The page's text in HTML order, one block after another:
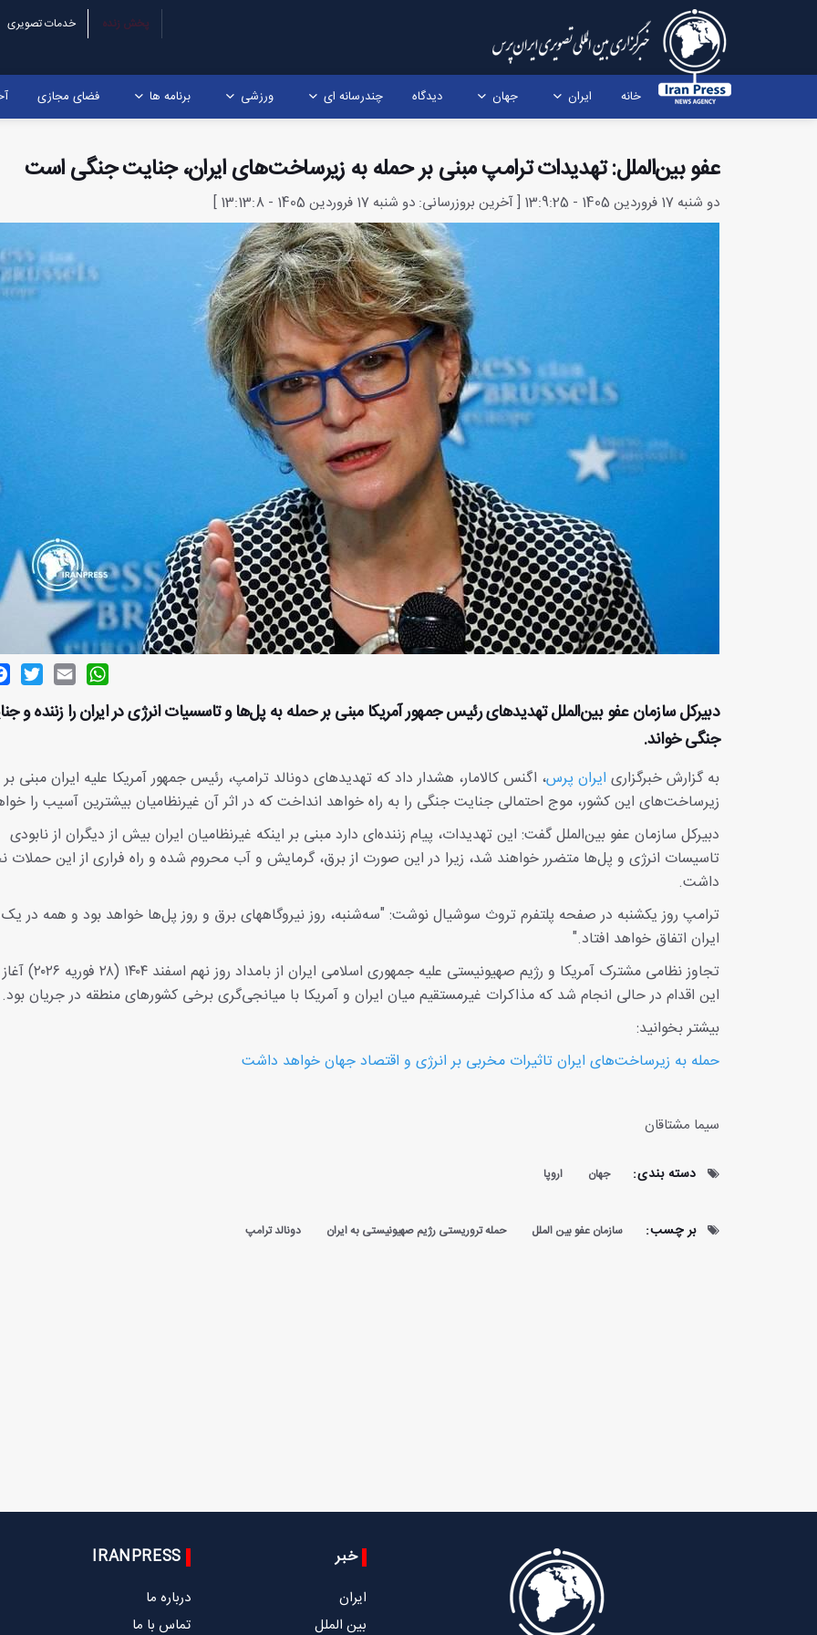
پخش زنده خدمات تصویری
خانه ایران جهان دیدگاه چندرسانه ای ورزشی برنامه ها فضای مجازی
عفو بین‌الملل: تهدیدات ترامپ مبنی بر حمله به زیرساخت‌های ایران، جنایت جنگی است
دو شنبه 17 فروردین 1405 - 13:9:25 [ آخرین بروزرسانی: دو شنبه 17 فروردین 1405 - 13:13:8 ]
Email
WhatsApp
دبیرکل سازمان عفو بین‌الملل تهدیدهای رئیس جمهور آمریکا مبنی بر حمله به پل‌ها و تاسسیات انرژی در ایران را زننده و
جنگی خواند.
به گزارش خبرگزاری ایران پرس، اگنس کالامار، هشدار داد که تهدیدهای دونالد ترامپ، رئیس جمهور آمریکا علیه ایران مبنی
زیرساخت‌های این کشور، موج احتمالی جنایت جنگی را به راه خواهد انداخت که در اثر آن غیرنظامیان بیشترین آسیب را
دبیرکل سازمان عفو بین‌الملل گفت: این تهدیدات، پیام زننده‌ای دارد مبنی بر اینکه غیرنظامیان ایران بیش از دیگران از نابودی
تاسیسات انرژی و پل‌ها متضرر خواهند شد، زیرا در این صورت از برق، گرمایش و آب محروم شده و راه فراری از این حملات
داشت.
ترامپ روز یکشنبه در صفحه پلتفرم تروث سوشیال نوشت: "سه‌شنبه، روز نیروگاههای برق و روز پل‌ها خواهد بود و همه در یک
ایران اتفاق خواهد افتاد."
تجاوز نظامی مشترک آمریکا و رژیم صهیونیستی علیه جمهوری
این اقدام در حالی انجام شد که مذاکرات غیرمستقیم میان ایران و آمریکا با میانجی‌گری برخی کشورهای منطقه در جریان بود.
بیشتر بخوانید:
حمله به زیرساخت‌های ایران تاثیرات مخربی بر انرژی و اقتصاد جهان خواهد داشت
سیما مشتاقان
دسته بندی: جهان اروپا
بر چسب: سازمان عفو بین الملل حمله تروریستی رژیم صهیونیستی به ایران دونالد ترامپ
خبر
ایران
بین الملل
IRANPRESS
درباره ما
تماس با ما